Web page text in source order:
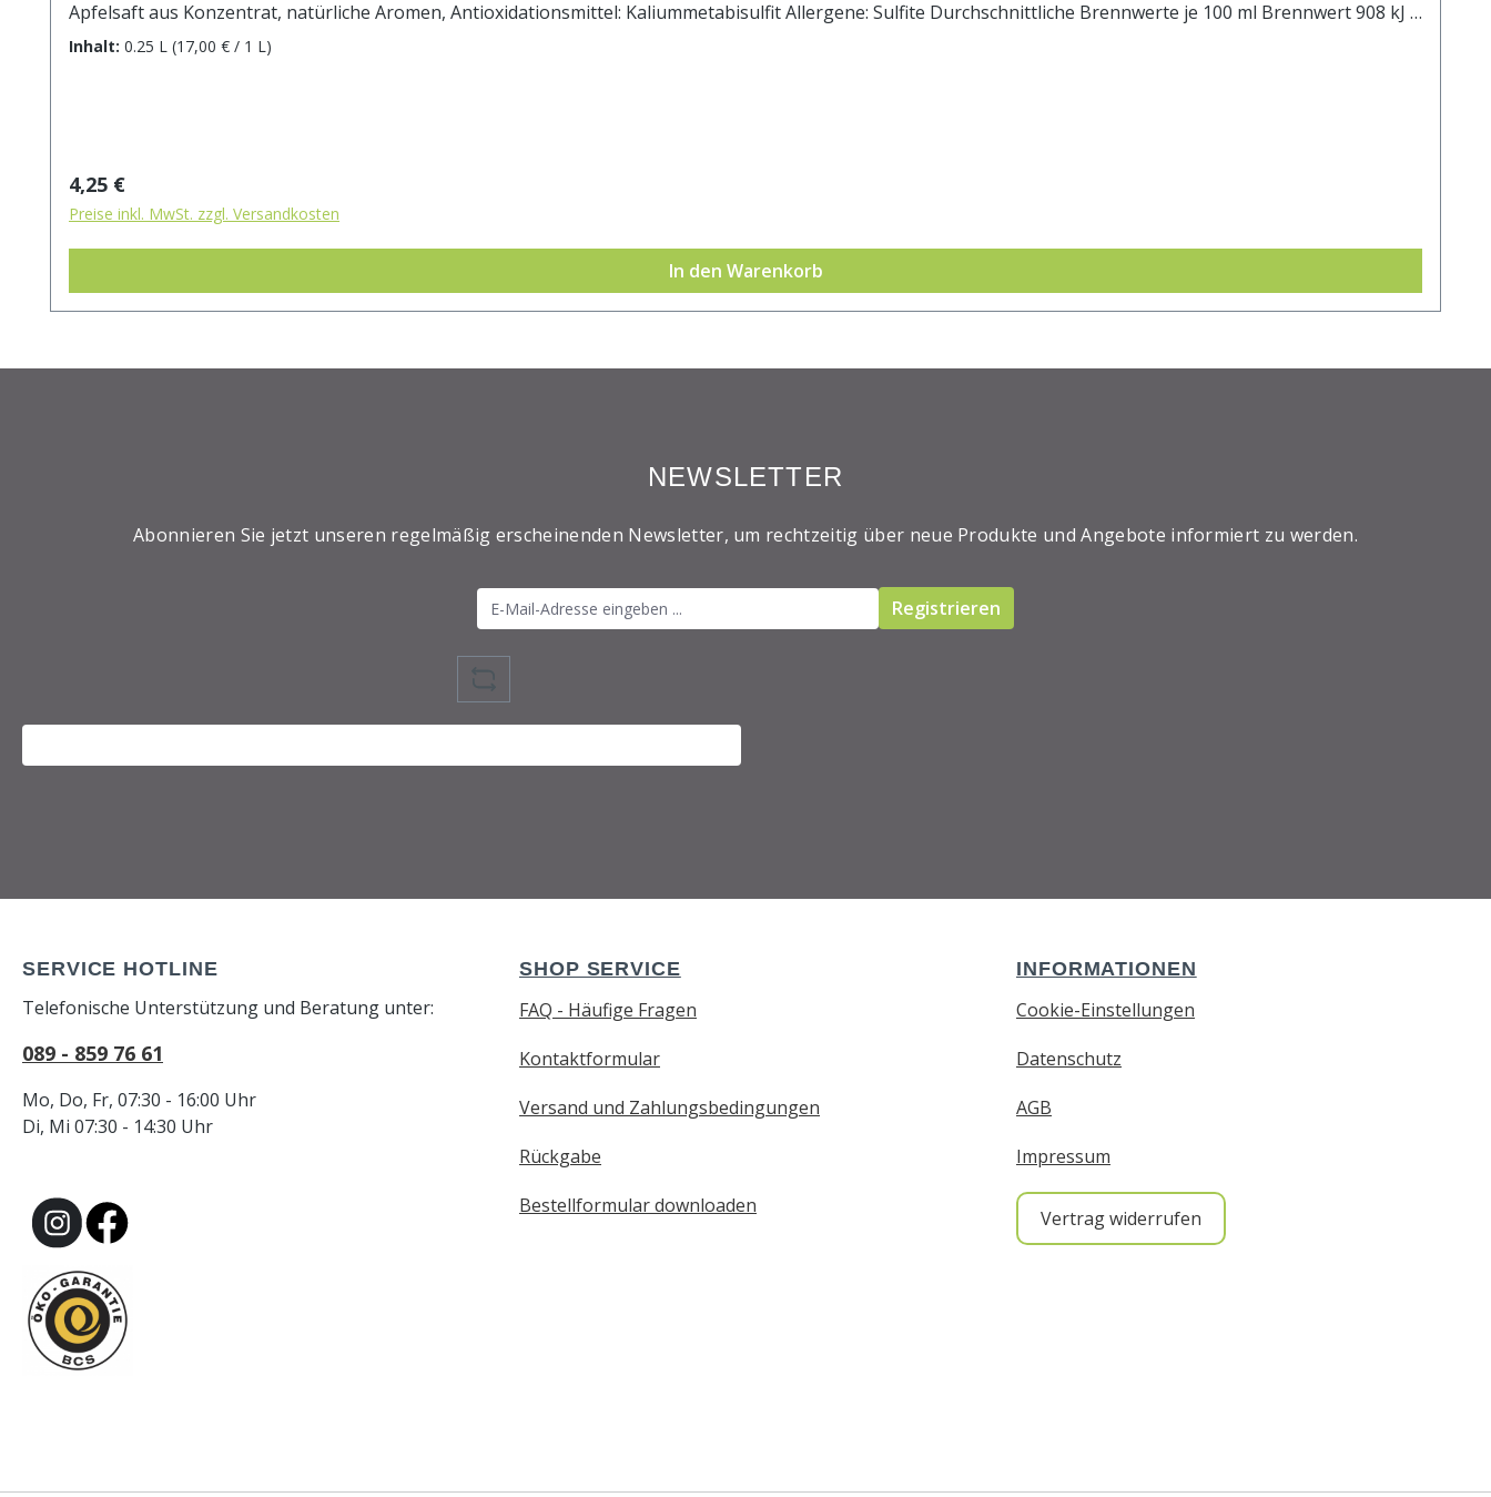
Apfelsaft aus Konzentrat, natürliche Aromen, Antioxidationsmittel: Kaliummetabisulfit Allergene: Sulfite Durchschnittliche Brennwerte je 100 ml Brennwert 908 kJ /
Inhalt: 0.25 L (17,00 € / 1 L)
Regulärer Preis:
4,25 €
Preise inkl. MwSt. zzgl. Versandkosten
In den Warenkorb
NEWSLETTER
Abonnieren Sie jetzt unseren regelmäßig erscheinenden Newsletter, um rechtzeitig über neue Produkte und Angebote informiert zu werden.
Registrieren
SERVICE HOTLINE
Telefonische Unterstützung und Beratung unter:
089 - 859 76 61
Mo, Do, Fr, 07:30 - 16:00 Uhr
Di, Mi 07:30 - 14:30 Uhr
SHOP SERVICE
FAQ - Häufige Fragen
Kontaktformular
Versand und Zahlungsbedingungen
Rückgabe
Bestellformular downloaden
INFORMATIONEN
Cookie-Einstellungen
Datenschutz
AGB
Impressum
Vertrag widerrufen